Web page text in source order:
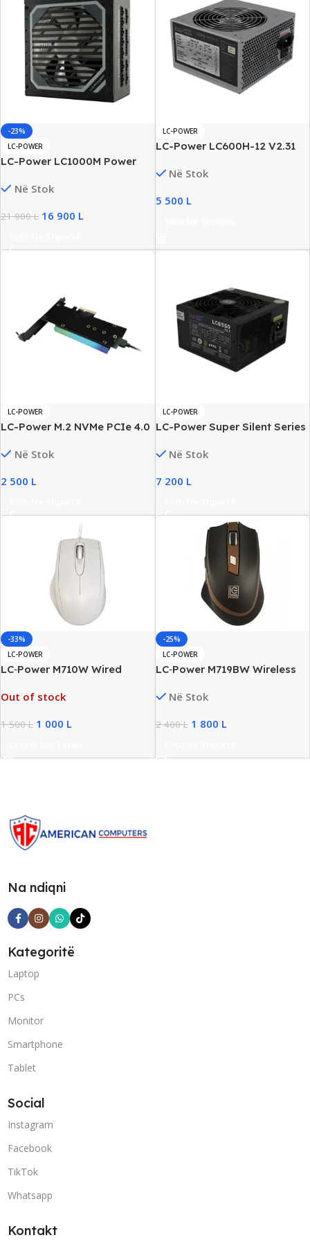
-23%
LC-POWER
LC-Power LC1000M Power
Modular, New
Në Stok
21 900L 16 900 L
LC-POWER
LC-Power LC600H-12 V2.31
NewNë Stok
5 500 L
LC-POWER
LC-Power M.2 NVMe PCIe 4.0
Në Stok
2 500 L
LC-POWER
LC-Power Super Silent Series
NewNë Stok
7 200 L
-33%
LC-POWER
LC‑Power M710W Wired
Out of stock
1 500L 1 000 L
-25%
LC-POWER
LC‑Power M719BW Wireless
DPI, 6 Buttons, Ergonomic
Në Stok
2 400L 1 800 L
Na ndiqni
Kategoritë
Laptop
PCs
Monitor
Smartphone
Tablet
Social
Instagram
Facebook
TikTok
Whatsapp
Kontakt